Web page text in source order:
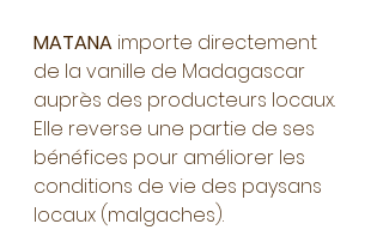
MATANA importe directement
de la vanille de Madagascar
auprès des producteurs locaux.
Elle reverse une partie de ses
bénéfices pour améliorer les
conditions de vie des paysans
locaux (malgaches).